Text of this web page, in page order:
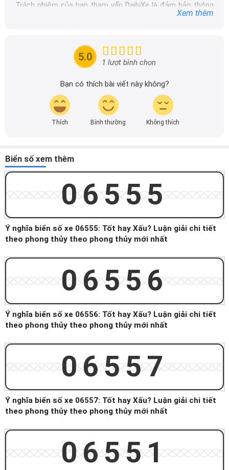
Trách nhiệm của ban tham vấn DailyXe là đảm bảo thông
tin chính xác được đăng tải trên dailyxe.com.vn, thường
tin nhanh chóng và dễ dàng hơn.
Xem thêm
5.0 1 lượt bình chọn
Bạn có thích bài viết này không?
Thích Bình thường Không thích
Biển số xem thêm
06555
Ý nghĩa biển số xe 06555: Tốt hay Xấu? Luận giải chi tiết
theo phong thủy theo phong thủy mới nhất
06556
Ý nghĩa biển số xe 06556: Tốt hay Xấu? Luận giải chi tiết
theo phong thủy theo phong thủy mới nhất
06557
Ý nghĩa biển số xe 06557: Tốt hay Xấu? Luận giải chi tiết
theo phong thủy theo phong thủy mới nhất
06551